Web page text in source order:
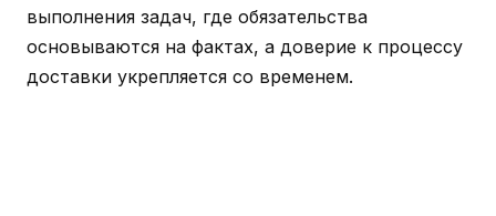
выполнения задач, где обязательства
основываются на фактах, а доверие к процессу
доставки укрепляется со временем.